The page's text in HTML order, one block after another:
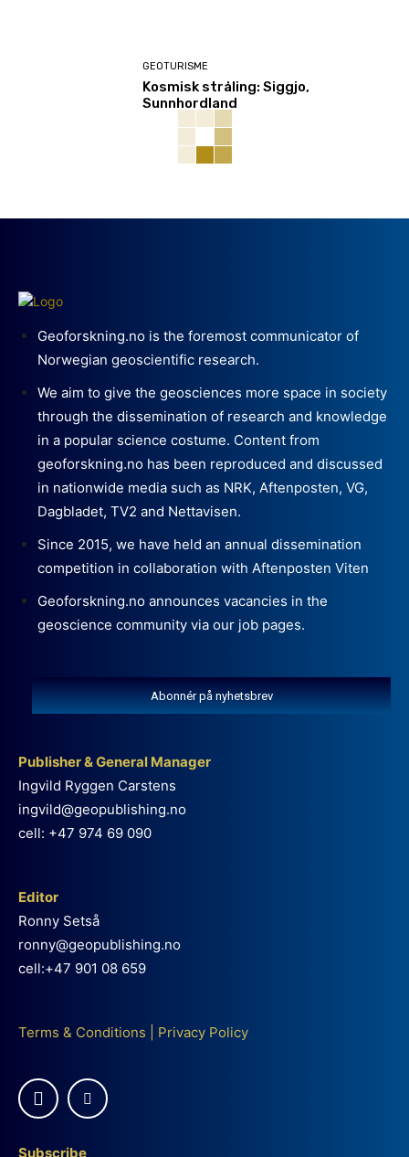
GEOTURISME
Kosmisk stråling: Siggjo,
Sunnhordland
Geoforskning.no is the foremost communicator of
Norwegian geoscientific research.
We aim to give the geosciences more space in society
through the dissemination of research and knowledge
in a popular science costume. Content from
geoforskning.no has been reproduced and discussed
in nationwide media such as NRK, Aftenposten, VG,
Dagbladet, TV2 and Nettavisen.
Since 2015, we have held an annual dissemination
competition in collaboration with Aftenposten Viten
Geoforskning.no announces vacancies in the
geoscience community via our job pages.
Abonnér på nyhetsbrev
Publisher & General Manager
Ingvild Ryggen Carstens
ingvild@geopublishing.no
cell: +47 974 69 090
Editor
Ronny Setså
ronny@geopublishing.no
cell:+47 901 08 659
Terms & Conditions Privacy Policy
Subscribe